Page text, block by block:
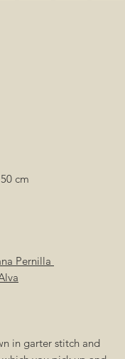
cm
Pernilla
in garter stitch and